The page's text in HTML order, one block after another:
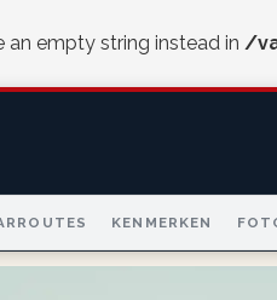
an empty string instead in /
KENMERKEN